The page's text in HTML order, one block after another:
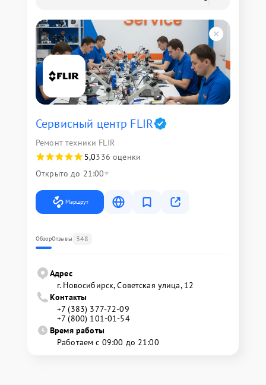
Сервисный центр FLIR
Ремонт техники FLIR
5,0336 оценки
Открыто до 21:00
Маршрут
ОбзорОтзывы 348
Адрес
г. Новосибирск, Советская улица, 12
Контакты
+7 (383) 377-72-09
+7 (800) 101-01-54
Время работы
Работаем с 09:00 до 21:00